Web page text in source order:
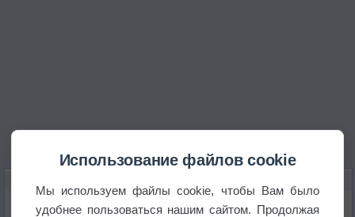
Температура
Использование файлов cookie
Мы используем файлы cookie, чтобы Вам было
удобнее пользоваться нашим сайтом. Продолжая